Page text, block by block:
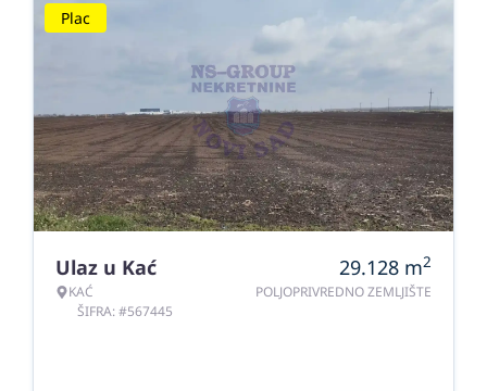
Plac
Ulaz u Kać
KAĆ
ŠIFRA: #567445
29.128 m2
POLJOPRIVREDNO ZEMLJIŠTE